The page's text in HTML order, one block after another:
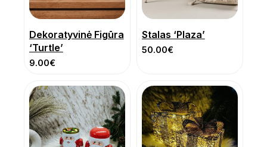
Dekoratyvinė Figūra
‘Turtle’
9.00€
Stalas ‘Plaza’
50.00€